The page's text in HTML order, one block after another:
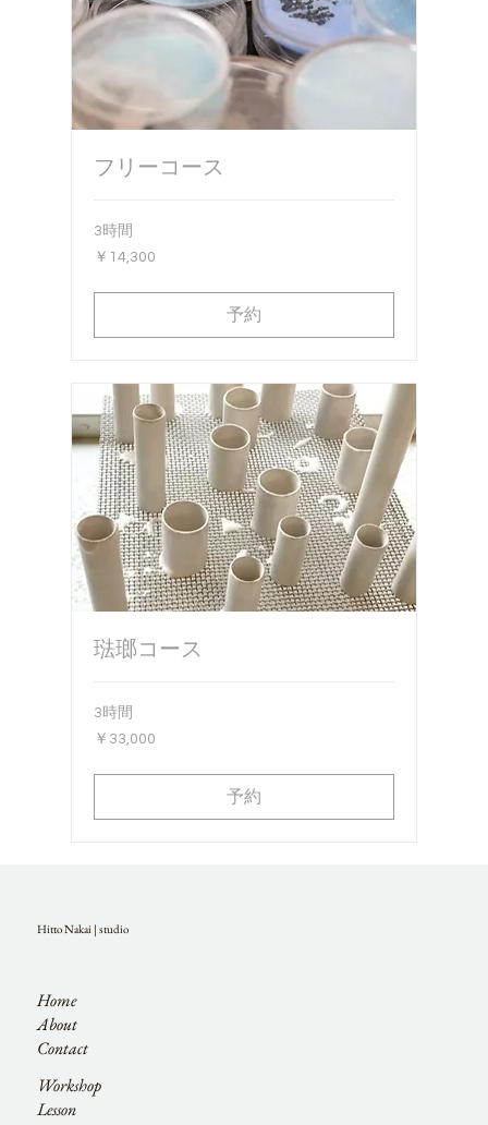
フリーコース
3時間
14,300
円
￥14,300
予約
琺瑯コース
3時間
33,000
円
￥33,000
予約
Hitto Nakai | studio
Home
About
Contact
Workshop
Lesson